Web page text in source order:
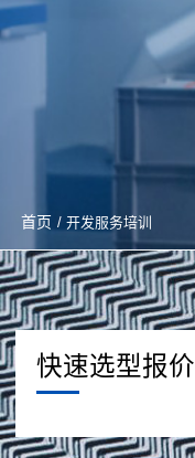
首页 / 开发服务培训
快速选型报价